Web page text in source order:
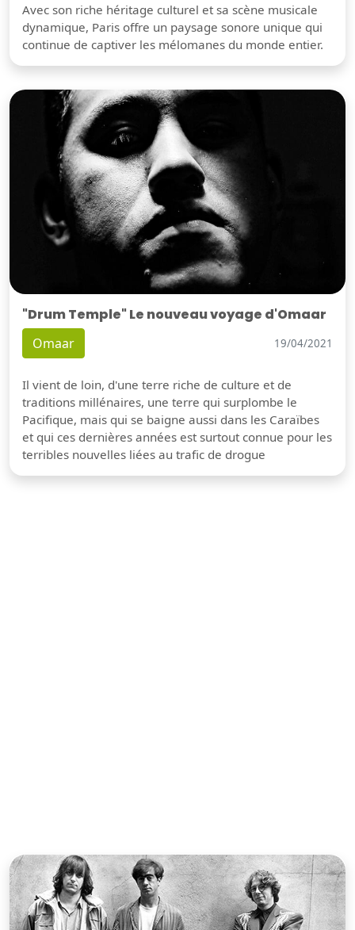
Avec son riche héritage culturel et sa scène musicale
dynamique, Paris offre un paysage sonore unique qui
continue de captiver les mélomanes du monde entier.
"Drum Temple" Le nouveau voyage d'Omaar
Omaar 19/04/2021
Il vient de loin, d'une terre riche de culture et de
traditions millénaires, une terre qui surplombe le
Pacifique, mais qui se baigne aussi dans les Caraïbes
et qui ces dernières années est surtout connue pour les
terribles nouvelles liées au trafic de drogue